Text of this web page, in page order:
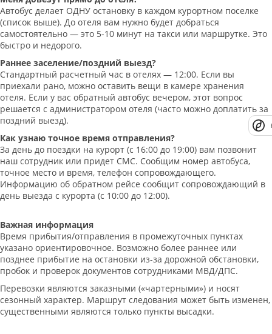
Автобус делает ОДНУ остановку в каждом курортном поселке
(список выше). До отеля вам нужно будет добраться
самостоятельно — это 5-10 минут на такси или маршрутке. Это
быстро и недорого.
Раннее заселение/поздний выезд?
Стандартный расчетный час в отелях — 12:00. Если вы
приехали рано, можно оставить вещи в камере хранения
отеля. Если у вас обратный автобус вечером, этот вопрос
решается с администратором отеля (часто можно доплатить за
поздний выезд).
Как узнаю точное время отправления?
За день до поездки на курорт (с 16:00 до 19:00) вам позвонит
наш сотрудник или придет СМС. Сообщим номер автобуса,
точное место и время, телефон сопровождающего.
Информацию об обратном рейсе сообщит сопровождающий в
день выезда с курорта (с 10:00 до 12:00).
Важная информация
Время прибытия/отправления в промежуточных пунктах
указано ориентировочное. Возможно более раннее или
позднее прибытие на остановки из-за дорожной обстановки,
пробок и проверок документов сотрудниками МВД/ДПС.
Перевозки являются заказными («чартерными») и носят
сезонный характер. Маршрут следования может быть изменен,
существенными являются только пункты высадки.